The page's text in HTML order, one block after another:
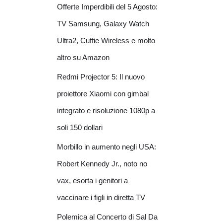
Offerte Imperdibili del 5 Agosto:
TV Samsung, Galaxy Watch
Ultra2, Cuffie Wireless e molto
altro su Amazon
Redmi Projector 5: Il nuovo
proiettore Xiaomi con gimbal
integrato e risoluzione 1080p a
soli 150 dollari
Morbillo in aumento negli USA:
Robert Kennedy Jr., noto no
vax, esorta i genitori a
vaccinare i figli in diretta TV
Polemica al Concerto di Sal Da